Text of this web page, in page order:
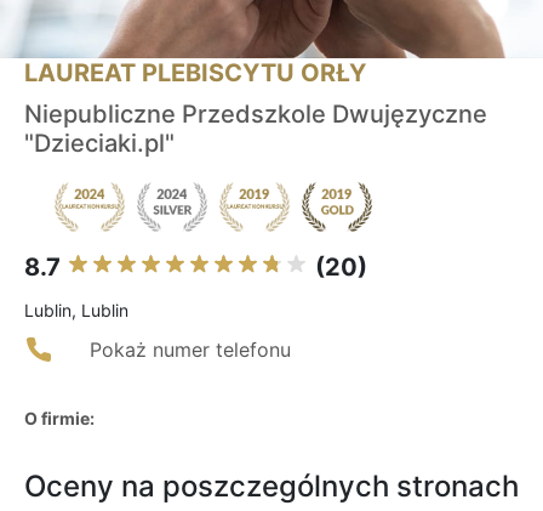
LAUREAT PLEBISCYTU ORŁY
Niepubliczne Przedszkole Dwujęzyczne
"Dzieciaki.pl"
8.7 (20)
Lublin, Lublin
Pokaż numer telefonu
O firmie:
Oceny na poszczególnych stronach